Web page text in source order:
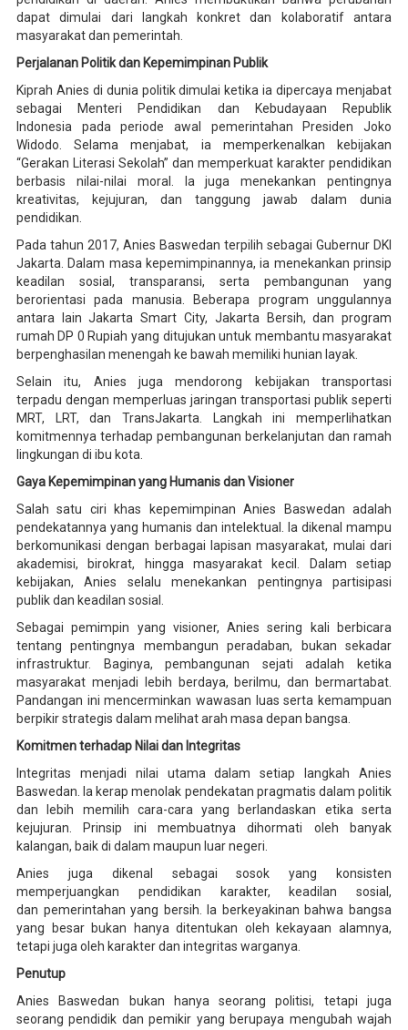
dapat dimulai dari langkah konkret dan kolaboratif antara
masyarakat dan pemerintah.
Perjalanan Politik dan Kepemimpinan Publik
Kiprah Anies di dunia politik dimulai ketika ia dipercaya menjabat
sebagai Menteri Pendidikan dan Kebudayaan Republik
Indonesia pada periode awal pemerintahan Presiden Joko
Widodo. Selama menjabat, ia memperkenalkan kebijakan
“Gerakan Literasi Sekolah” dan memperkuat karakter pendidikan
berbasis nilai-nilai moral. Ia juga menekankan pentingnya
kreativitas, kejujuran, dan tanggung jawab dalam dunia
pendidikan.
Pada tahun 2017, Anies Baswedan terpilih sebagai Gubernur DKI
Jakarta. Dalam masa kepemimpinannya, ia menekankan prinsip
keadilan sosial, transparansi, serta pembangunan yang
berorientasi pada manusia. Beberapa program unggulannya
antara lain Jakarta Smart City, Jakarta Bersih, dan program
rumah DP 0 Rupiah yang ditujukan untuk membantu masyarakat
berpenghasilan menengah ke bawah memiliki hunian layak.
Selain itu, Anies juga mendorong kebijakan transportasi
terpadu dengan memperluas jaringan transportasi publik seperti
MRT, LRT, dan TransJakarta. Langkah ini memperlihatkan
komitmennya terhadap pembangunan berkelanjutan dan ramah
lingkungan di ibu kota.
Gaya Kepemimpinan yang Humanis dan Visioner
Salah satu ciri khas kepemimpinan Anies Baswedan adalah
pendekatannya yang humanis dan intelektual. Ia dikenal mampu
berkomunikasi dengan berbagai lapisan masyarakat, mulai dari
akademisi, birokrat, hingga masyarakat kecil. Dalam setiap
kebijakan, Anies selalu menekankan pentingnya partisipasi
publik dan keadilan sosial.
Sebagai pemimpin yang visioner, Anies sering kali berbicara
tentang pentingnya membangun peradaban, bukan sekadar
infrastruktur. Baginya, pembangunan sejati adalah ketika
masyarakat menjadi lebih berdaya, berilmu, dan bermartabat.
Pandangan ini mencerminkan wawasan luas serta kemampuan
berpikir strategis dalam melihat arah masa depan bangsa.
Komitmen terhadap Nilai dan Integritas
Integritas menjadi nilai utama dalam setiap langkah Anies
Baswedan. Ia kerap menolak pendekatan pragmatis dalam politik
dan lebih memilih cara-cara yang berlandaskan etika serta
kejujuran. Prinsip ini membuatnya dihormati oleh banyak
kalangan, baik di dalam maupun luar negeri.
Anies juga dikenal sebagai sosok yang konsisten
memperjuangkan pendidikan karakter, keadilan sosial,
dan pemerintahan yang bersih. Ia berkeyakinan bahwa bangsa
yang besar bukan hanya ditentukan oleh kekayaan alamnya,
tetapi juga oleh karakter dan integritas warganya.
Penutup
Anies Baswedan bukan hanya seorang politisi, tetapi juga
seorang pendidik dan pemikir yang berupaya mengubah wajah